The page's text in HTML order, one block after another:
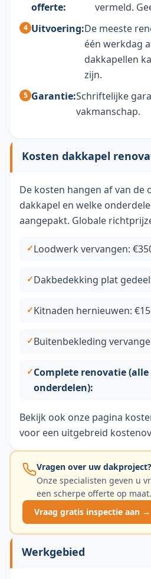
offerte:
vermeld.
Uitvoering:De meeste
één werkdag
dakkapellen
zijn.
Garantie:Schriftelijke
vakmanschap.
Kosten dakkapel
De kosten hangen af van de
dakkapel en welke
aangepakt. Globale
Loodwerk vervangen:
Dakbedekking plat
Kitnaden hernieuwen:
Buitenbekleding
Complete renovatie (alle
onderdelen):
Bekijk ook onze pagina
voor een uitgebreid
Vragen over uw dakproject?
Onze specialisten geven u
een scherpe offerte op maat.
Vraag gratis inspectie aan →
Werkgebied